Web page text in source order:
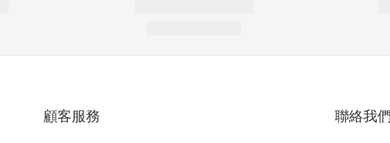
顧客服務 聯絡我們